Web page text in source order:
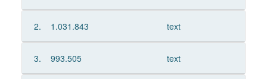
2. 1.031.843 text
3. 993.505 text